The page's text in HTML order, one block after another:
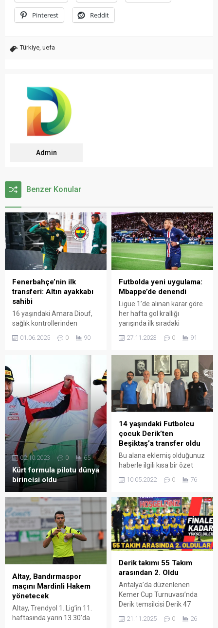
Pinterest Reddit
Türkiye, uefa
Admin
Benzer Konular
Fenerbahçe’nin ilk
transferi: Altın ayakkabı
sahibi
16 yaşındaki Amara Diouf,
sağlık kontrollerinden
Fenerbahçe’ye bağlayan
01.06.2025 0 90
Futbolda yeni uygulama:
Mbappe’de denendi
Ligue 1’de alınan karar göre
her hafta gol krallığı
yarışında ilk sıradaki
“top scorer (en golcü)”
Duvar Gaztesi
27.11.2023 0 91
Kürt formula pilotu dünya
birincisi oldu
02.10.2023 0 65
14 yaşındaki Futbolcu
çocuk Derik’ten
Beşiktaş’a transfer oldu
Bu alana eklemiş olduğunuz
haberle ilgili kısa bir özet
bilgisi ekleyebilirsiniz. Bu
metin yazı düzenleme
bölümünden eklenebilir.
Özet eklenmişse başlık
altında kalın olarak bu
şekilde gösterilir,
eklenmemişse bu alan boş
kalır.
10.05.2022 0 76
Altay, Bandırmaspor
maçını Mardinli Hakem
yönetecek
Altay, Trendyol 1. Lig’in 11.
haftasında yarın 13.30’da
Derik takımı 55 Takım
arasından 2. Oldu
Antalya’da düzenlenen
Kemer Cup Turnuvası’nda
Derik temsilcisi Derik 47
imza atarak 55 takım
21.11.2025 0 26